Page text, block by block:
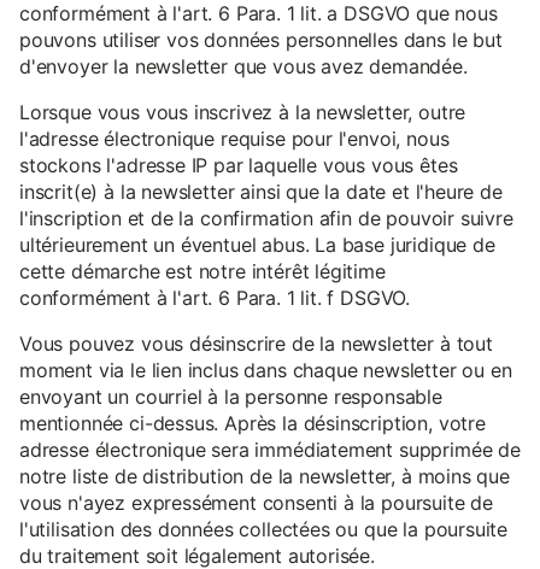
conformément à l'art. 6 Para. 1 lit. a DSGVO que nous
pouvons utiliser vos données personnelles dans le but
d'envoyer la newsletter que vous avez demandée.
Lorsque vous vous inscrivez à la newsletter, outre
l'adresse électronique requise pour l'envoi, nous
stockons l'adresse IP par laquelle vous vous êtes
inscrit(e) à la newsletter ainsi que la date et l'heure de
l'inscription et de la confirmation afin de pouvoir suivre
ultérieurement un éventuel abus. La base juridique de
cette démarche est notre intérêt légitime
conformément à l'art. 6 Para. 1 lit. f DSGVO.
Vous pouvez vous désinscrire de la newsletter à tout
moment via le lien inclus dans chaque newsletter ou en
envoyant un courriel à la personne responsable
mentionnée ci-dessus. Après la désinscription, votre
adresse électronique sera immédiatement supprimée de
notre liste de distribution de la newsletter, à moins que
vous n'ayez expressément consenti à la poursuite de
l'utilisation des données collectées ou que la poursuite
du traitement soit légalement autorisée.